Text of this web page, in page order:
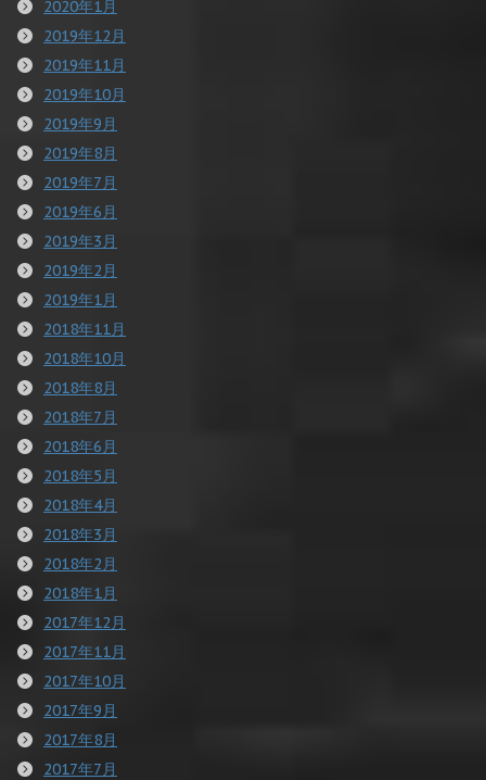
2020年1月
2019年12月
2019年11月
2019年10月
2019年9月
2019年8月
2019年7月
2019年6月
2019年3月
2019年2月
2019年1月
2018年11月
2018年10月
2018年8月
2018年7月
2018年6月
2018年5月
2018年4月
2018年3月
2018年2月
2018年1月
2017年12月
2017年11月
2017年10月
2017年9月
2017年8月
2017年7月